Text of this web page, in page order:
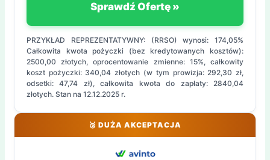
Sprawdź Ofertę »
PRZYKŁAD REPREZENTATYWNY: (RRSO) wynosi: 174,05%
Całkowita kwota pożyczki (bez kredytowanych kosztów):
2500,00 złotych, oprocentowanie zmienne: 15%, całkowity
koszt pożyczki: 340,04 złotych (w tym prowizja: 292,30 zł,
odsetki: 47,74 zł), całkowita kwota do zapłaty: 2840,04
złotych. Stan na 12.12.2025 r.
🥉 DUŻA AKCEPTACJA